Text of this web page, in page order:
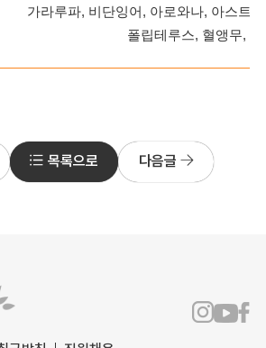
가라루파, 비단잉어, 아로와나, 아스트
폴립테루스, 혈앵무,
목록으로 다음글